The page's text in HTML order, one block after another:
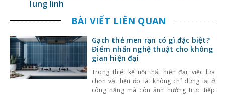
lung linh
BÀI VIẾT LIÊN QUAN
Gạch thẻ men rạn có gì đặc biệt?
Điểm nhấn nghệ thuật cho không
gian hiện đại
Trong thiết kế nội thất hiện đại, việc lựa
chọn vật liệu ốp lát không chỉ dừng lại ở
công năng mà còn ảnh hưởng trực tiếp